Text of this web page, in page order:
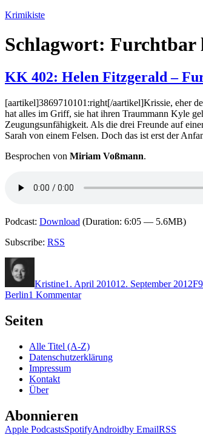
Zum
springen
Krimikiste
Schlagwort: Furchtbar
KK 402: Helen Fitzgerald –
[aartikel]3869710101:right[/aartikel]Krissie, eher
hat alles im Griff, sie hat ihren Traummann Kyle
Zeugungsunfähigkeit. Als die drei Freunde auf
Sarah von einem Felsen. Doch das ist erst der
Besprochen von Miriam Voßmann.
Podcast: Download (Duration: 6:05 — 5.6MB)
Subscribe: RSS
Kristine1. April 201012. September 2012F
Berlin1 Kommentarzu
–
Furchtbar
Seiten
Alle Titel (A-Z)
Datenschutzerklärung
Impressum
Kontakt
Über
Abonnieren
Apple PodcastsSpotifyAndroidby EmailRSS